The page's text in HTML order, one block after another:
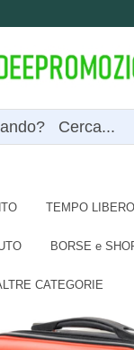
TEMPO LIBERO
BORSE e
CATEGORIE